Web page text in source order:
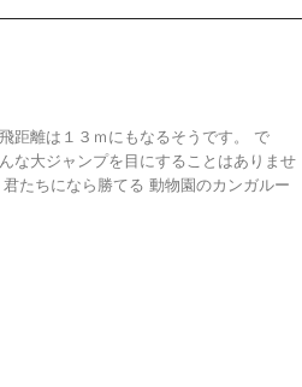
距離は１３ｍにもなるそうです。 で
な大ジャンプを目にすることはありませ
たちになら勝てる 動物園のカンガルー